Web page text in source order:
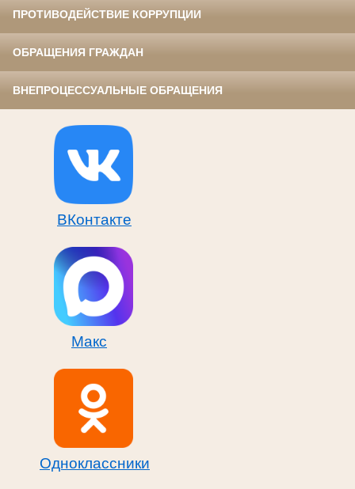
ПРОТИВОДЕЙСТВИЕ КОРРУПЦИИ
ОБРАЩЕНИЯ ГРАЖДАН
ВНЕПРОЦЕССУАЛЬНЫЕ ОБРАЩЕНИЯ
ВКонтакте
Макс
Одноклассники